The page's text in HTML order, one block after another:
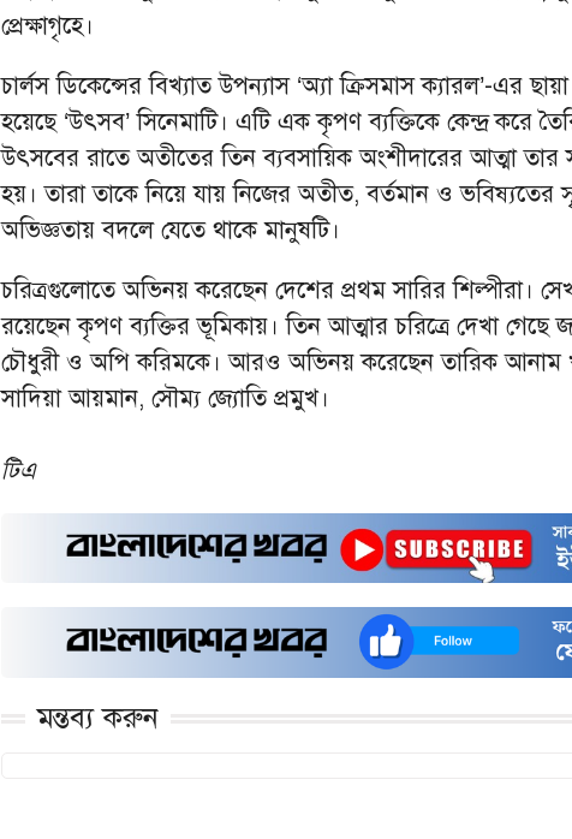
প্রেক্ষাগৃহে।
চার্লস ডিকেন্সের বিখ্যাত উপন্যাস ‘অ্যা ক্রিসমাস ক্যারল’-এর
হয়েছে ‘উৎসব’ সিনেমাটি। এটি এক কৃপণ ব্যক্তিকে কেন্দ্র করে
উৎসবের রাতে অতীতের তিন ব্যবসায়িক অংশীদারের আত্মা তার
হয়। তারা তাকে নিয়ে যায় নিজের অতীত, বর্তমান ও ভবিষ্যতের
অভিজ্ঞতায় বদলে যেতে থাকে মানুষটি।
চরিত্রগুলোতে অভিনয় করেছেন দেশের প্রথম সারির শিল্পীরা।
রয়েছেন কৃপণ ব্যক্তির ভূমিকায়। তিন আত্মার চরিত্রে দেখা
চৌধুরী ও অপি করিমকে। আরও অভিনয় করেছেন তারিক আনাম
সাদিয়া আয়মান, সৌম্য জ্যোতি প্রমুখ।
টিএ
মন্তব্য করুন